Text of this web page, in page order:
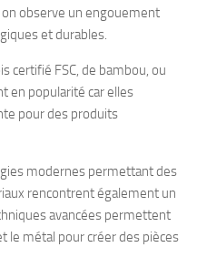
observe un engouement
et durables.
certifié FSC, de bambou, ou
en popularité car elles
pour des produits
modernes permettant des
rencontrent également un
avancées permettent
le métal pour créer des pièces